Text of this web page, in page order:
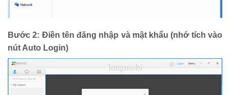
Bước 2: Điền tên đăng nhập và mật khẩu (nhớ tích vào
nút Auto Login)